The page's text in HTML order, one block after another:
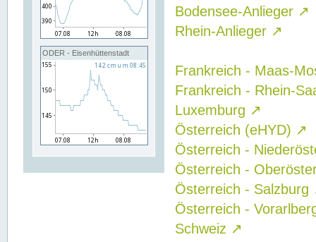
ODER - Eisenhüttenstadt
Bodensee-Anlieger ↗
Rhein-Anlieger ↗
Frankreich - Maas-
Frankreich - Rhein-
Luxemburg ↗
Österreich (eHYD) ↗
Österreich -
Österreich -
Österreich - Salzburg
Österreich -
Schweiz ↗